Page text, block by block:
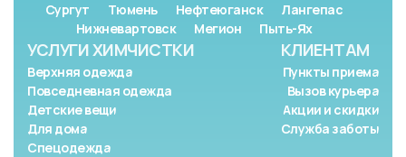
Сургут Тюмень Нефтеюганск
Лангепас
Нижневартовск
Мегион Пыть-Ях
КЛИЕНТАМ
Пункты приема
Вызов курьера
Акции и скидки
Служба заботы
УСЛУГИ ХИМЧИСТКИ
Верхняя одежда
Повседневная одежда
Детские вещи
Для дома
Спецодежда